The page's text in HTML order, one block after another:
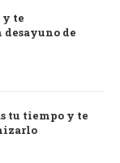
y te
desayuno de
tu tiempo y te